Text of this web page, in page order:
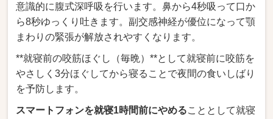
意識的に腹式深呼吸を行います。鼻から4秒吸って口か
ら8秒ゆっくり吐きます。副交感神経が優位になって顎
まわりの緊張が解放されやすくなります。
**就寝前の咬筋ほぐし（毎晩）**として就寝前に咬筋を
やさしく3分ほぐしてから寝ることで夜間の食いしばり
を予防します。
スマートフォンを就寝1時間前にやめることとして就寝